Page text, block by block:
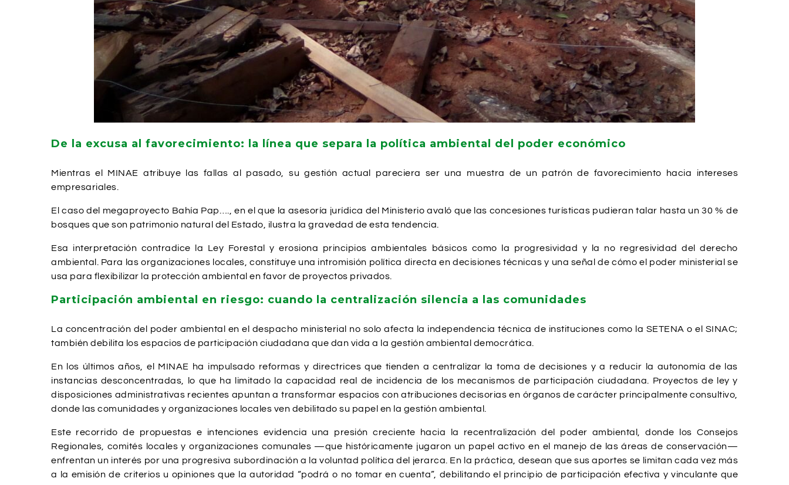
De la excusa al favorecimiento: la línea que separa la política ambiental del poder económico
Mientras el MINAE atribuye las fallas al pasado, su gestión actual pareciera ser una muestra de un patrón de favorecimiento hacia intereses
empresariales.
El caso del megaproyecto Bahía Pap…., en el que la asesoría jurídica del Ministerio avaló que las concesiones turísticas pudieran talar hasta un 30 % de
bosques que son patrimonio natural del Estado, ilustra la gravedad de esta tendencia.
Esa interpretación contradice la Ley Forestal y erosiona principios ambientales básicos como la progresividad y la no regresividad del derecho
ambiental. Para las organizaciones locales, constituye una intromisión política directa en decisiones técnicas y una señal de cómo el poder ministerial se
usa para flexibilizar la protección ambiental en favor de proyectos privados.
Participación ambiental en riesgo: cuando la centralización silencia a las comunidades
La concentración del poder ambiental en el despacho ministerial no solo afecta la independencia técnica de instituciones como la SETENA o el SINAC;
también debilita los espacios de participación ciudadana que dan vida a la gestión ambiental democrática.
En los últimos años, el MINAE ha impulsado reformas y directrices que tienden a centralizar la toma de decisiones y a reducir la autonomía de las
instancias desconcentradas, lo que ha limitado la capacidad real de incidencia de los mecanismos de participación ciudadana. Proyectos de ley y
disposiciones administrativas recientes apuntan a transformar espacios con atribuciones decisorias en órganos de carácter principalmente consultivo,
donde las comunidades y organizaciones locales ven debilitado su papel en la gestión ambiental.
Este recorrido de propuestas e intenciones evidencia una presión creciente hacia la recentralización del poder ambiental, donde los Consejos
Regionales, comités locales y organizaciones comunales —que históricamente jugaron un papel activo en el manejo de las áreas de conservación—
enfrentan un interés por una progresiva subordinación a la voluntad política del jerarca. En la práctica, desean que sus aportes se limitan cada vez más
a la emisión de criterios u opiniones que la autoridad “podrá o no tomar en cuenta”, debilitando el principio de participación efectiva y vinculante que